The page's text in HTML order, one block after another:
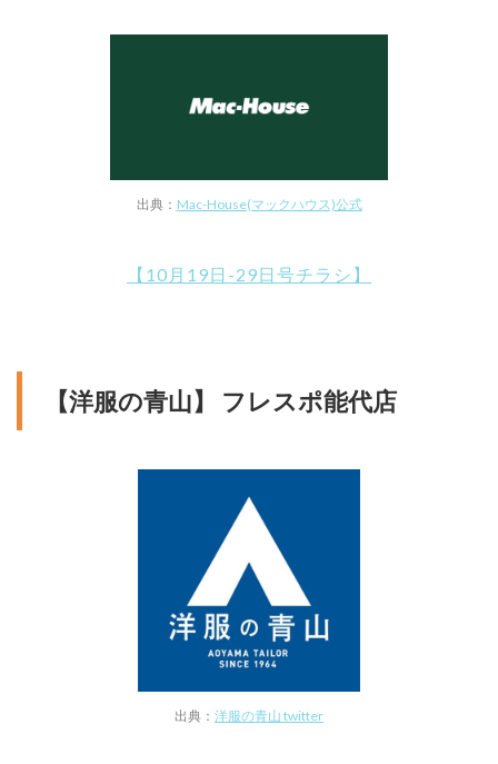
出典： Mac-House(マックハウス)公式
【10月19日-29日号チラシ】
【洋服の青山】 フレスポ能代店
出典： 洋服の青山 twitter